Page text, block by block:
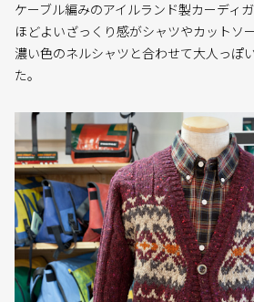
ケーブル編みのアイルランド製カーディ
ほどよいざっくり感がシャツやカットソ
濃い色のネルシャツと合わせて大人っぽ
た。